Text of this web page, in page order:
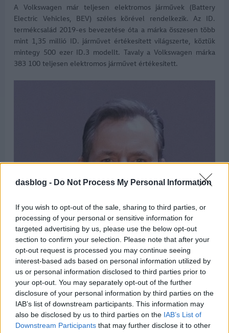
dasblog - Do Not Process My Personal Information
If you wish to opt-out of the sale, sharing to third parties, or
processing of your personal or sensitive information for
targeted advertising by us, please use the below opt-out
section to confirm your selection. Please note that after your
opt-out request is processed you may continue seeing
interest-based ads based on personal information utilized by
us or personal information disclosed to third parties prior to
your opt-out. You may separately opt-out of the further
disclosure of your personal information by third parties on the
IAB’s list of downstream participants. This information may
also be disclosed by us to third parties on the IAB’s List of
Downstream Participants that may further disclose it to other
A Volkswagen már teljesen elektromos járművek (Battery
Electric Vehicles, BEV) széles körével rendelkezik. Az ID.
termékcsalád 2019-es bevezetése óta a márka összesen több
mint 1,35 millió ID. járművet értékesített világszerte, köztük
mintegy 500 ezer ID.3 modellt. Tavaly a Volkswagen márka
383 100 teljesen elektromos járművet értékesített.
Thomas Schäfer vezérigazgató hangsúlyozta, hogy a